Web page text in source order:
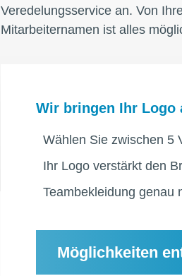
Veredelungsservice an. Von
Mitarbeiternamen ist alles
Wir bringen Ihr Logo
Wählen Sie zwischen 5
Ihr Logo verstärkt den
Teambekleidung genau
Möglichkeiten